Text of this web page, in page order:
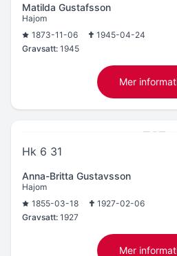
Matilda Gustafsson
Hajom
1873-11-06
1945-04-24
Gravsatt: 1945
Mer
Hk 6 31
Anna-Britta Gustavsson
Hajom
1855-03-18
1927-02-06
Gravsatt: 1927
Mer